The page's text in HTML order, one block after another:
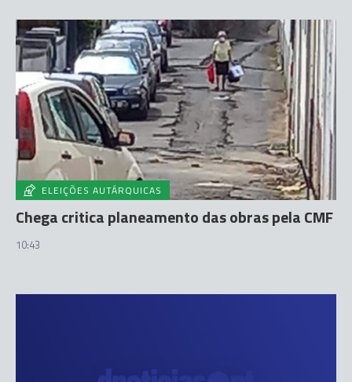
ELEIÇÕES AUTÁRQUICAS
Chega critica planeamento das obras pela CMF
10:43